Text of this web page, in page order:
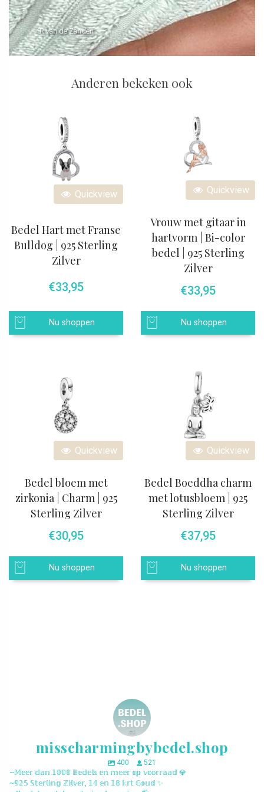
- R van de Zanden
Anderen bekeken ook
Quickview
Bedel Hart met Franse
Bulldog | 925 Sterling
Zilver
€33,95
Nu shoppen
Quickview
Vrouw met gitaar in
hartvorm | Bi-color
bedel | 925 Sterling
Zilver
€33,95
Nu shoppen
Quickview
Bedel bloem met
zirkonia | Charm | 925
Sterling Zilver
€30,95
Nu shoppen
Quickview
Bedel Boeddha charm
met lotusbloem | 925
Sterling Zilver
€37,95
Nu shoppen
misscharmingbybedel.shop
400
521
~𝕄𝕖𝕖𝕣 𝕕𝕒𝕟 𝟙𝟘𝟘𝟘 𝔹𝕖𝕕𝕖𝕝𝕤 𝕖𝕟 𝕞𝕖𝕖𝕣 𝕠𝕡 𝕧𝕠𝕠𝕣𝕣𝕒𝕒𝕕 💎
~𝟡𝟚𝟝 𝕊𝕥𝕖𝕣𝕝𝕚𝕟𝕘 ℤ𝕚𝕝𝕧𝕖𝕣, 𝟙𝟜 𝕖𝕟 𝟙𝟠 𝕜𝕣𝕥 𝔾𝕠𝕦𝕕 ✨